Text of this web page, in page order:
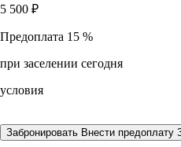
5 500 ₽
Предоплата 15 %
при заселении сегодня
условия
Забронировать Внести предоплату